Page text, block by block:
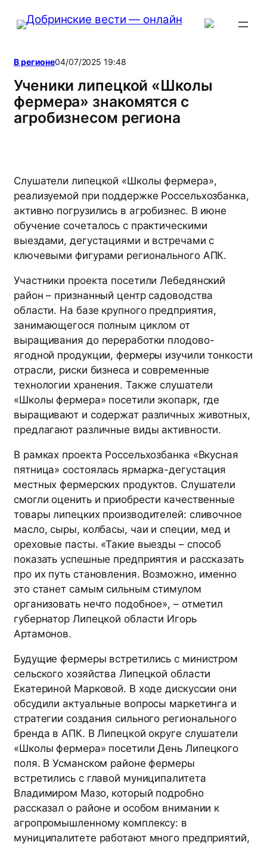
Перейти
В регионе04/07/2025 19:48
Ученики липецкой «Школы
фермера» знакомятся с
агробизнесом региона
Слушатели липецкой «Школы фермера»,
реализуемой при поддержке Россельхозбанка,
активно погрузились в агробизнес. В июне
обучение сочеталось с практическими
выездами, дегустациями и встречами с
ключевыми фигурами регионального АПК.
Участники проекта посетили Лебедянский
район – признанный центр садоводства
области. На базе крупного предприятия,
занимающегося полным циклом от
выращивания до переработки плодово-
ягодной продукции, фермеры изучили тонкости
отрасли, риски бизнеса и современные
технологии хранения. Также слушатели
«Школы фермера» посетили экопарк, где
выращивают и содержат различных животных,
предлагают различные виды активности.
В рамках проекта Россельхозбанка «Вкусная
пятница» состоялась ярмарка-дегустация
местных фермерских продуктов. Слушатели
смогли оценить и приобрести качественные
товары липецких производителей: сливочное
масло, сыры, колбасы, чаи и специи, мед и
ореховые пасты. «Такие выезды – способ
показать успешные предприятия и рассказать
про их путь становления. Возможно, именно
это станет самым сильным стимулом
организовать нечто подобное», – отметил
губернатор Липецкой области Игорь
Артамонов.
Будущие фермеры встретились с министром
сельского хозяйства Липецкой области
Екатериной Марковой. В ходе дискуссии они
обсудили актуальные вопросы маркетинга и
стратегии создания сильного регионального
бренда в АПК. В Липецкой округе слушатели
«Школы фермера» посетили День Липецкого
поля. В Усманском районе фермеры
встретились с главой муниципалитета
Владимиром Мазо, который подробно
рассказал о районе и особом внимании к
агропромышленному комплексу: в
муниципалитете работают много предприятий,